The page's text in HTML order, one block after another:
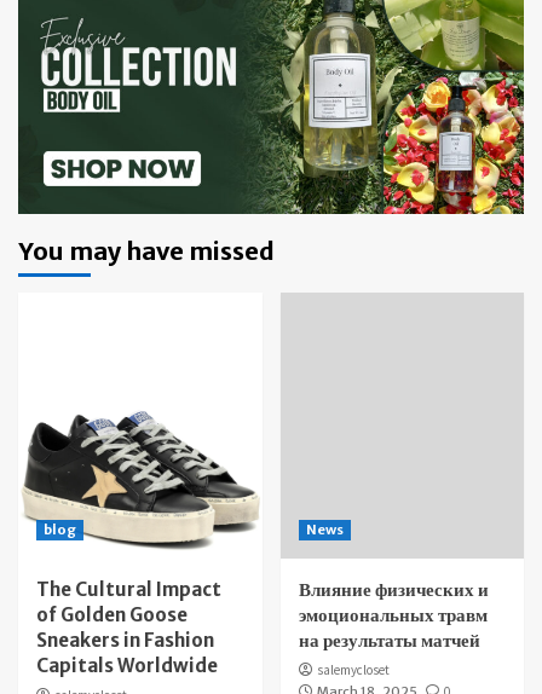
You may have missed
blog
The Cultural Impact
of Golden Goose
Sneakers in Fashion
Capitals Worldwide
News
Влияние физических и
эмоциональных травм
на результаты матчей
salemycloset